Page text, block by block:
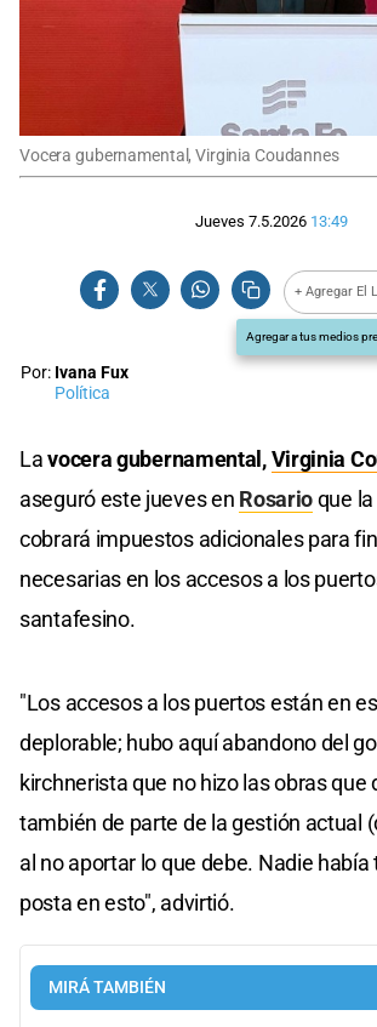
Vocera gubernamental, Virginia Coudannes
Jueves 7.5.2026 13:49
+ Agregar El
Agregar a tus medios
Por: Ivana Fux
Política
Lavocera gubernamental,Virginia
aseguró este jueves en Rosarioque
cobrará impuestos adicionales para
necesarias en los accesos a los
santafesino.
"Los accesos a los puertos están en
deplorable; hubo aquí abandono del
kirchnerista que no hizo las obras que
también de parte de la gestión actual
al no aportar lo que debe. Nadie había
posta en esto", advirtió.
MIRÁ TAMBIÉN